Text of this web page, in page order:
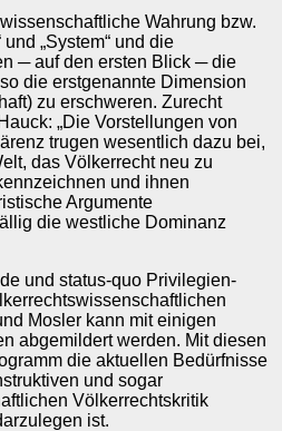
Wahrung bzw.
„System“ und die
─ auf den ersten Blick ─ die
die erstgenannte Dimension
zu erschweren. Zurecht
„Die Vorstellungen von
trugen wesentlich dazu bei,
das Völkerrecht neu zu
und ihnen
Argumente
die westliche Dominanz
und status-quo Privilegien-
Mosler kann mit einigen
abgemildert werden. Mit diesen
die aktuellen Bedürfnisse
und sogar
Völkerrechtskritik
ist.